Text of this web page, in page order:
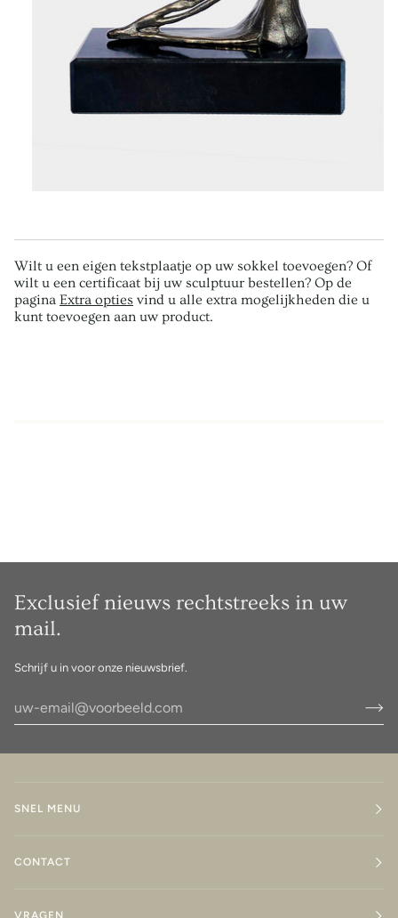
Wilt u een eigen tekstplaatje op uw sokkel toevoegen? Of
wilt u een certificaat bij uw sculptuur bestellen? Op de
pagina Extra opties vind u alle extra mogelijkheden die u
kunt toevoegen aan uw product.
Exclusief nieuws rechtstreeks in uw
mail.
Schrijf u in voor onze nieuwsbrief.
SNEL MENU
CONTACT
VRAGEN